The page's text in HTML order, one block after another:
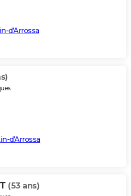
d'Arrossa
d'Arrossa
(53 ans)